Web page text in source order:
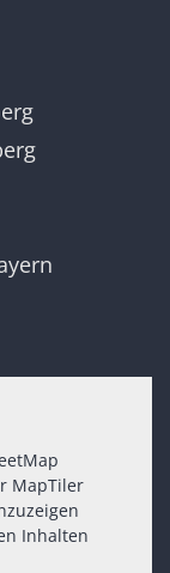
MapTiler
Inhalten